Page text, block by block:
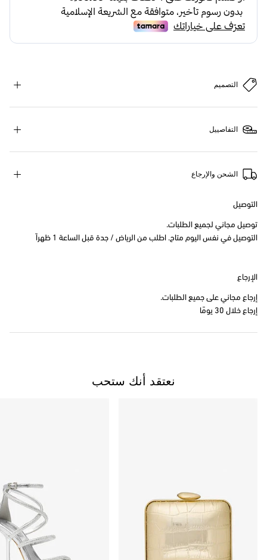
التصميم
التفاصييل
الشحن والإرجاع
التوصيل
توصيل مجاني لجميع الطلبات.
التوصيل في نفس اليوم متاح. اطلب من الرياض / جدة قبل الساعة 1 ظهراً
الإرجاع
إرجاع مجاني على جميع الطلبات.
إرجاع خلال 30 يومًا
نعتقد أنك ستحب